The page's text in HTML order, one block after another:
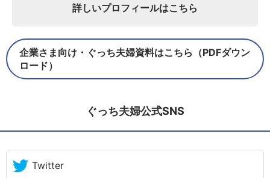
詳しいプロフィールはこちら
企業さま向け・ぐっち夫婦資料はこちら（PDFダウン
ロード）
ぐっち夫婦公式SNS
Twitter